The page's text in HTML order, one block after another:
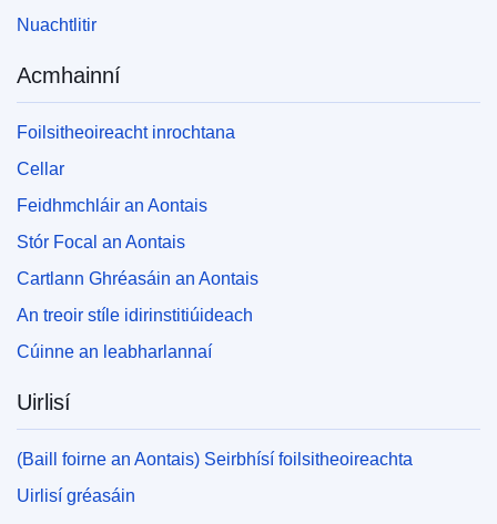
Nuachtlitir
Acmhainní
Foilsitheoireacht inrochtana
Cellar
Feidhmchláir an Aontais
Stór Focal an Aontais
Cartlann Ghréasáin an Aontais
An treoir stíle idirinstitiúideach
Cúinne an leabharlannaí
Uirlisí
(Baill foirne an Aontais) Seirbhísí foilsitheoireachta
Uirlisí gréasáin